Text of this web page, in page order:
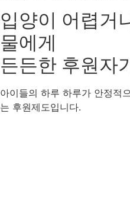
입양이 어렵거
물에게
든든한 후원자
아이들의 하루 하루가 안정적
는 후원제도입니다.